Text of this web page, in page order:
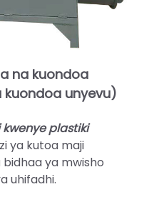
na kuondoa
kuondoa unyevu)
plastiki
ya kutoa maji
bidhaa ya mwisho
uhifadhi.